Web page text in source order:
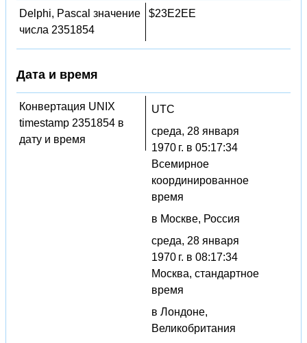
Delphi, Pascal значение
числа 2351854
$23E2EE
Дата и время
Конвертация UNIX
timestamp 2351854 в
дату и время
UTC
среда, 28 января
1970 г. в 05:17:34
Всемирное
координированное
время
в Москве, Россия
среда, 28 января
1970 г. в 08:17:34
Москва, стандартное
время
в Лондоне,
Великобритания